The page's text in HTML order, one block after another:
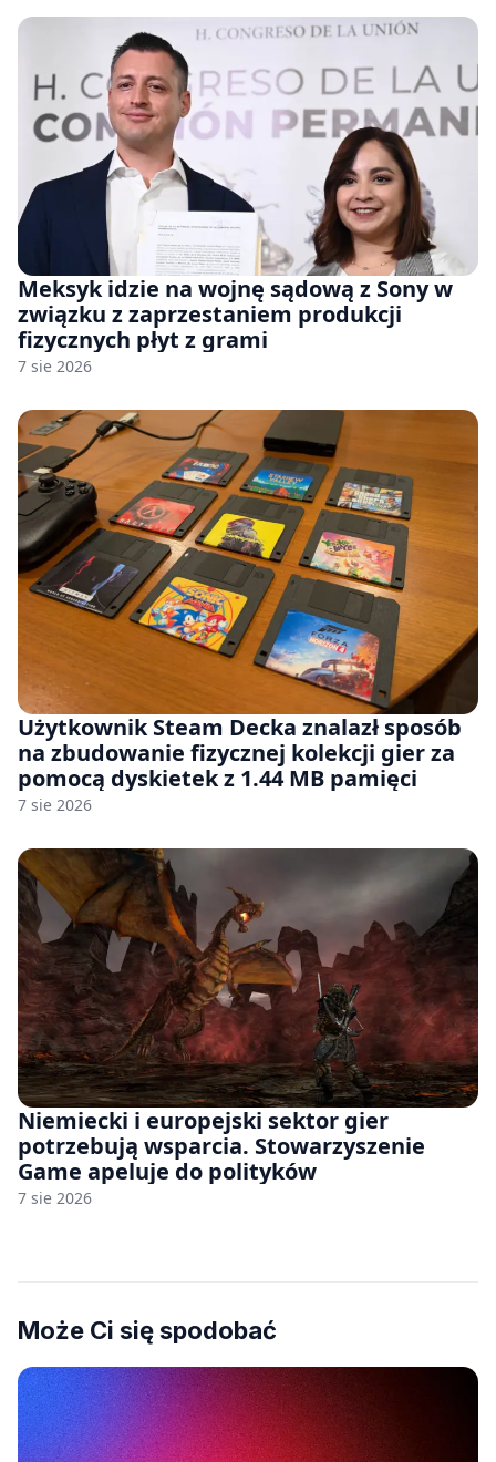
Meksyk idzie na wojnę sądową z Sony w
związku z zaprzestaniem produkcji
fizycznych płyt z grami
7 sie 2026
Użytkownik Steam Decka znalazł sposób
na zbudowanie fizycznej kolekcji gier za
pomocą dyskietek z 1.44 MB pamięci
7 sie 2026
Niemiecki i europejski sektor gier
potrzebują wsparcia. Stowarzyszenie
Game apeluje do polityków
7 sie 2026
Może Ci się spodobać